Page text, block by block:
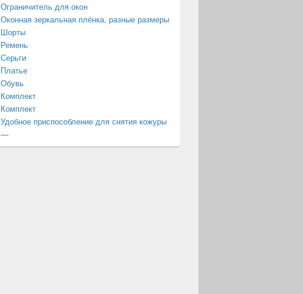
Ограничитель для окон
Оконная зеркальная плёнка, разные размеры
Шорты
Ремень
Серьги
Платье
Обувь
Комплект
Комплект
Удобное приспособление для снятия кожуры
—